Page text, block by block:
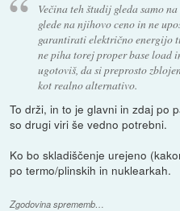
Večina teh študij gleda samo
glede na njihovo ceno in ne
garantirati električno energijo
ne piha torej proper base load
ugotoviš, da si preprosto
kot realno alternativo.
To drži, in to je glavni in zdaj po
so drugi viri še vedno potrebni.
Ko bo skladiščenje urejeno
po termo/plinskih in nuklearkah.
Zgodovina sprememb…